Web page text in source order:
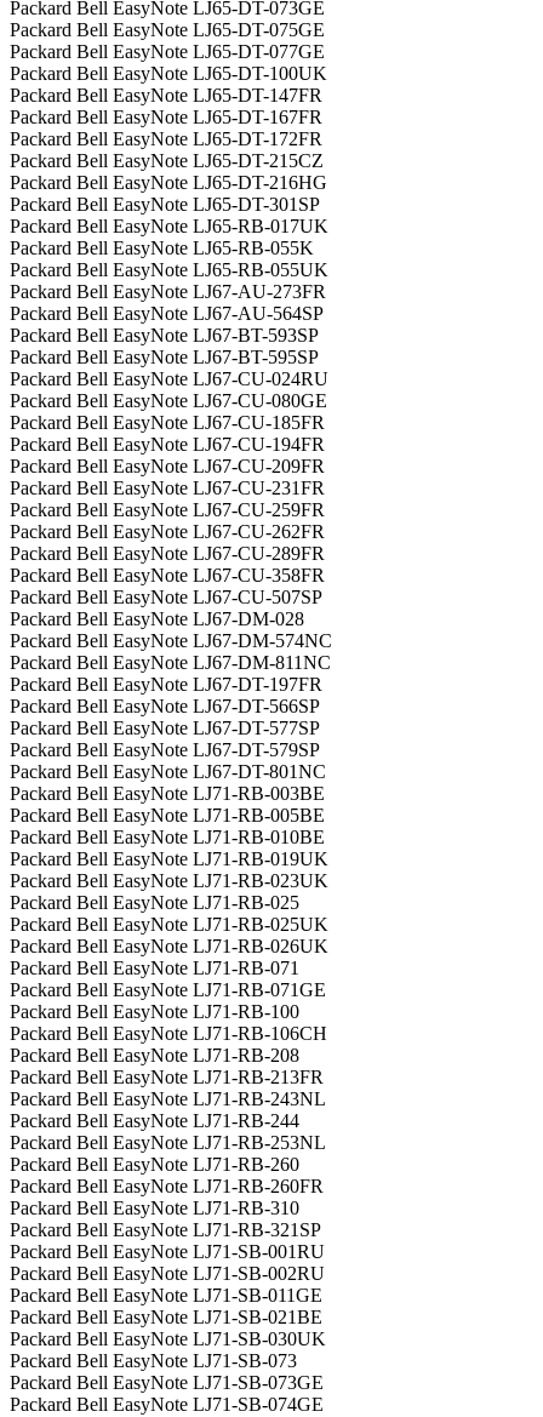
Packard Bell EasyNote LJ65-DT-073GE
Packard Bell EasyNote LJ65-DT-075GE
Packard Bell EasyNote LJ65-DT-077GE
Packard Bell EasyNote LJ65-DT-100UK
Packard Bell EasyNote LJ65-DT-147FR
Packard Bell EasyNote LJ65-DT-167FR
Packard Bell EasyNote LJ65-DT-172FR
Packard Bell EasyNote LJ65-DT-215CZ
Packard Bell EasyNote LJ65-DT-216HG
Packard Bell EasyNote LJ65-DT-301SP
Packard Bell EasyNote LJ65-RB-017UK
Packard Bell EasyNote LJ65-RB-055K
Packard Bell EasyNote LJ65-RB-055UK
Packard Bell EasyNote LJ67-AU-273FR
Packard Bell EasyNote LJ67-AU-564SP
Packard Bell EasyNote LJ67-BT-593SP
Packard Bell EasyNote LJ67-BT-595SP
Packard Bell EasyNote LJ67-CU-024RU
Packard Bell EasyNote LJ67-CU-080GE
Packard Bell EasyNote LJ67-CU-185FR
Packard Bell EasyNote LJ67-CU-194FR
Packard Bell EasyNote LJ67-CU-209FR
Packard Bell EasyNote LJ67-CU-231FR
Packard Bell EasyNote LJ67-CU-259FR
Packard Bell EasyNote LJ67-CU-262FR
Packard Bell EasyNote LJ67-CU-289FR
Packard Bell EasyNote LJ67-CU-358FR
Packard Bell EasyNote LJ67-CU-507SP
Packard Bell EasyNote LJ67-DM-028
Packard Bell EasyNote LJ67-DM-574NC
Packard Bell EasyNote LJ67-DM-811NC
Packard Bell EasyNote LJ67-DT-197FR
Packard Bell EasyNote LJ67-DT-566SP
Packard Bell EasyNote LJ67-DT-577SP
Packard Bell EasyNote LJ67-DT-579SP
Packard Bell EasyNote LJ67-DT-801NC
Packard Bell EasyNote LJ71-RB-003BE
Packard Bell EasyNote LJ71-RB-005BE
Packard Bell EasyNote LJ71-RB-010BE
Packard Bell EasyNote LJ71-RB-019UK
Packard Bell EasyNote LJ71-RB-023UK
Packard Bell EasyNote LJ71-RB-025
Packard Bell EasyNote LJ71-RB-025UK
Packard Bell EasyNote LJ71-RB-026UK
Packard Bell EasyNote LJ71-RB-071
Packard Bell EasyNote LJ71-RB-071GE
Packard Bell EasyNote LJ71-RB-100
Packard Bell EasyNote LJ71-RB-106CH
Packard Bell EasyNote LJ71-RB-208
Packard Bell EasyNote LJ71-RB-213FR
Packard Bell EasyNote LJ71-RB-243NL
Packard Bell EasyNote LJ71-RB-244
Packard Bell EasyNote LJ71-RB-253NL
Packard Bell EasyNote LJ71-RB-260
Packard Bell EasyNote LJ71-RB-260FR
Packard Bell EasyNote LJ71-RB-310
Packard Bell EasyNote LJ71-RB-321SP
Packard Bell EasyNote LJ71-SB-001RU
Packard Bell EasyNote LJ71-SB-002RU
Packard Bell EasyNote LJ71-SB-011GE
Packard Bell EasyNote LJ71-SB-021BE
Packard Bell EasyNote LJ71-SB-030UK
Packard Bell EasyNote LJ71-SB-073
Packard Bell EasyNote LJ71-SB-073GE
Packard Bell EasyNote LJ71-SB-074GE